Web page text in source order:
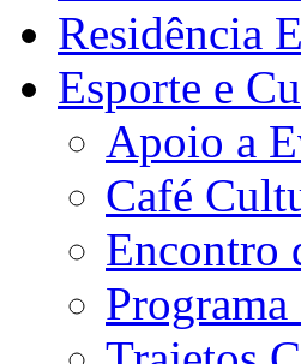
Residência
Esporte e
Apoio a
Café
Encontro